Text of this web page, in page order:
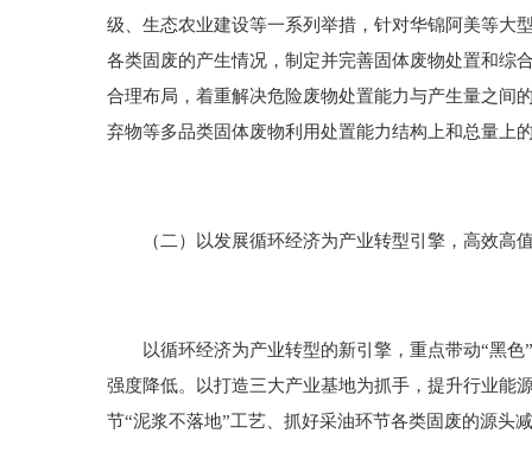
级、生态农业建设等一系列举措，针对华锦阿美等大
各类固废的产生情况，制定并完善固体废物处置和综
合理布局，着重解决危险废物处置能力与产生量之间
弃物等多品类固体废物利用处置能力结构上和总量上
（二）以发展循环经济为产业转型引擎，高效高值
以循环经济为产业转型的新引擎，重点带动“黑色”
强度降低。以打造三大产业基地为抓手，提升行业能
节“泥浆不落地”工艺、抓好采油环节各类固废的源头